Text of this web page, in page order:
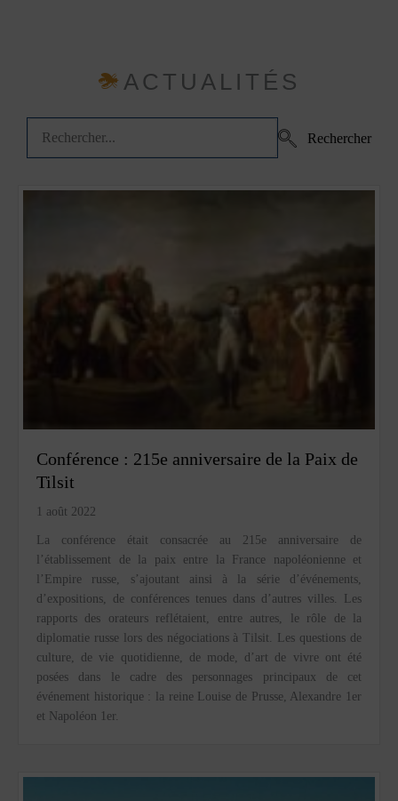
ACTUALITÉS
Rechercher
Conférence : 215e anniversaire de la Paix de
Tilsit
1 août 2022
La conférence était consacrée au 215e anniversaire de
l’établissement de la paix entre la France napoléonienne et
l’Empire russe, s’ajoutant ainsi à la série d’événements,
d’expositions, de conférences tenues dans d’autres villes. Les
rapports des orateurs reflétaient, entre autres, le rôle de la
diplomatie russe lors des négociations à Tilsit. Les questions de
culture, de vie quotidienne, de mode, d’art de vivre ont été
posées dans le cadre des personnages principaux de cet
événement historique : la reine Louise de Prusse, Alexandre 1er
et Napoléon 1er.